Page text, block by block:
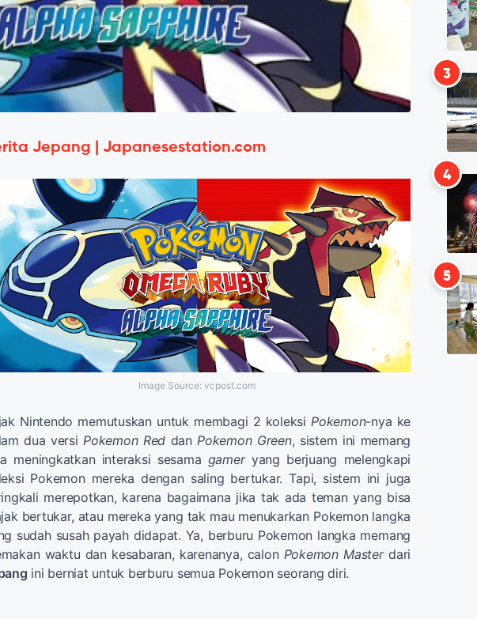
Jepang | Japanesestation.com
Image Source: vcpost.com
Nintendo memutuskan untuk membagi 2 koleksi Pokemon-nya ke
dua versiPokemon Red danPokemon Green, sistem ini memang
meningkatkan interaksi sesama gameryang berjuang melengkapi
Pokemon mereka dengan saling bertukar. Tapi, sistem ini juga
merepotkan, karena bagaimana jika tak ada teman yang bisa
bertukar, atau mereka yang tak mau menukarkan Pokemon langka
sudah susah payah didapat. Ya, berburu Pokemon langka memang
waktu dan kesabaran, karenanya, calon Pokemon Masterdari
ini berniat untuk berburu semua Pokemon seorang diri.
3
4
5